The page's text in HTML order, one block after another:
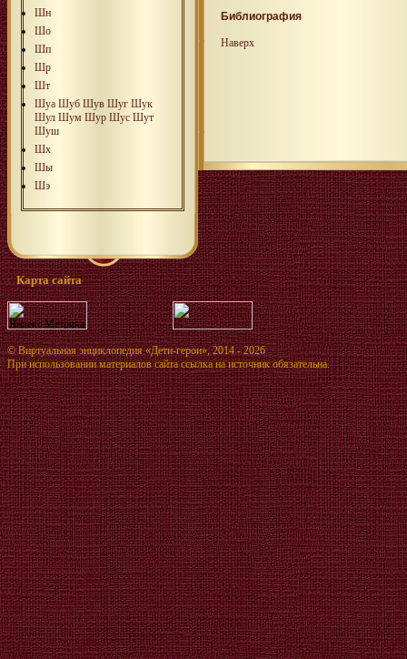
Шн
Шо
Шп
Шр
Шт
Шуа Шуб Шув Шуг Шук
Шул Шум Шур Шус Шут
Шуш
Шх
Шы
Шэ
Библиография
Наверх
Карта сайта
©Виртуальная энциклопедия «Дети-герои», 2014 - 2026
При использовании материалов сайта ссылка на источник обязательна.